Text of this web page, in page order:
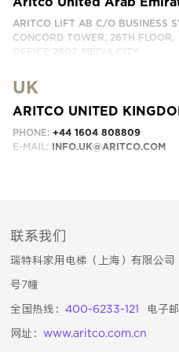
ARITCO LIFT AB C/O BUSINESS
CONCORD TOWER, 26TH FLOOR,
OFFICE 2607, MEDIA CITY
EMAIL:
UK
ARITCO UNITED
PHONE: +44 1604 808809
E-MAIL: INFO.UK@ARITCO.COM
联系我们
瑞特科家用电梯（上海）有限公
号7幢
全国热线：400-6233-121 电子
网址：www.aritco.com.cn